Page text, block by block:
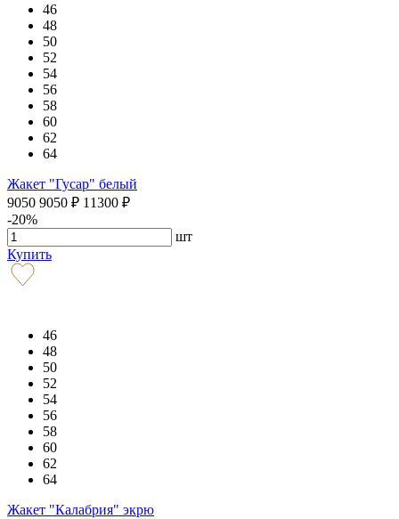
46
48
50
52
54
56
58
60
62
64
Жакет "Гусар" белый
9050 9050 ₽ 11300 ₽
-20%
шт
Купить
46
48
50
52
54
56
58
60
62
64
Жакет "Калабрия" экрю